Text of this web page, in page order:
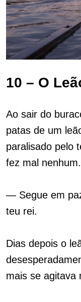
10 – O
Ao sair do
patas de um
paralisado pelo
fez mal nenhum.
— Segue em
teu rei.
Dias depois o
mais se agitava